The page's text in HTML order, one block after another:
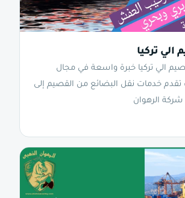
تركيا
الي تركيا خبرة واسعة في مجال
خدمات نقل البضائع من القصيم إلى
شركة الرهوان